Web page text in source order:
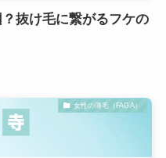
抜け毛に繋がるフケの
女性の薄毛（FAGA）